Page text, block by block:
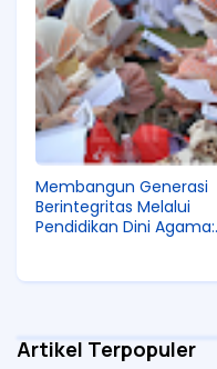
Membangun Generasi
Berintegritas Melalui
Pendidikan Dini Agama:
dan Tantangan Zaman
Artikel Terpopuler